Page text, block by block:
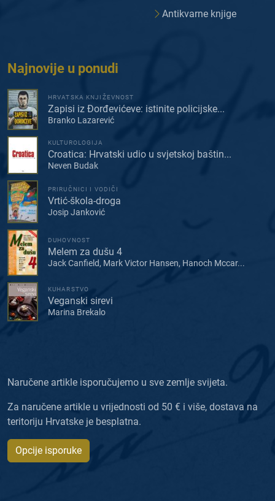
Antikvarne knjige
Najnovije u ponudi
HRVATSKA KNJIŽEVNOST
Zapisi iz Đorđevićeve: istinite policijske...
Branko Lazarević
KULTUROLOGIJA
Croatica: Hrvatski udio u svjetskoj baštin...
Neven Budak
PRIRUČNICI I VODIČI
Vrtić-škola-droga
Josip Janković
DUHOVNOST
Melem za dušu 4
Jack Canfield, Mark Victor Hansen, Hanoch Mccar...
KUHARSTVO
Veganski sirevi
Marina Brekalo
Naručene artikle isporučujemo u sve zemlje svijeta.
Za naručene artikle u vrijednosti od 50 € i više, dostava na
teritoriju Hrvatske je besplatna.
Opcije isporuke